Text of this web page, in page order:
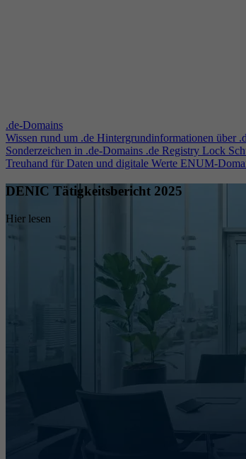
.de-Domains
Wissen rund um .de Hintergrundinformationen über
Sonderzeichen in .de-Domains .de Registry Lock
Treuhand für Daten und digitale Werte ENUM-
DENIC Tätigkeitsbericht 2025
Hier lesen